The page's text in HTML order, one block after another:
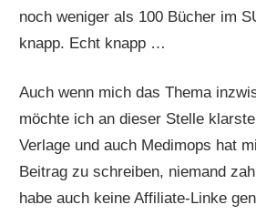
noch weniger als 100 Bücher im
knapp. Echt knapp …
Auch wenn mich das Thema
möchte ich an dieser Stelle
Verlage und auch Medimops hat
Beitrag zu schreiben, niemand
habe auch keine Affiliate-Linke